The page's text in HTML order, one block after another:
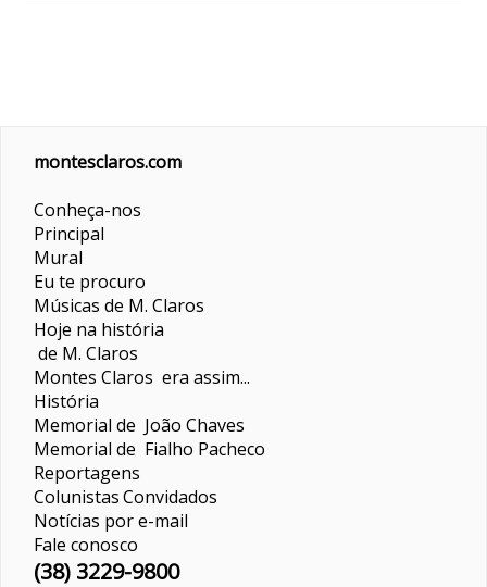
montesclaros.com
Conheça-nos
Principal
Mural
Eu te procuro
Músicas de M. Claros
Hoje na história
de M. Claros
Montes Claros era assim...
História
Memorial de João Chaves
Memorial de Fialho Pacheco
Reportagens
ColunistasConvidados
Notícias por e-mail
Fale conosco
(38) 3229-9800